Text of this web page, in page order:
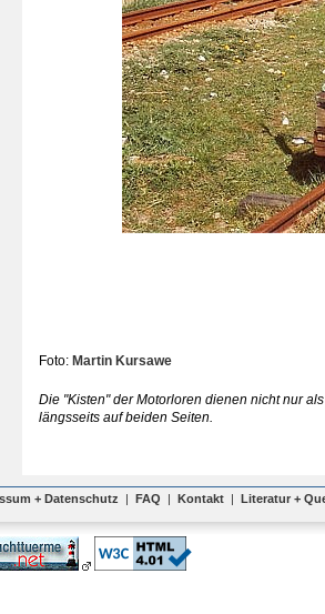
Foto: Martin Kursawe
Die "Kisten" der Motorloren dienen nicht nur
längsseits auf beiden Seiten.
+ Datenschutz | FAQ | Kontakt | Literatur +